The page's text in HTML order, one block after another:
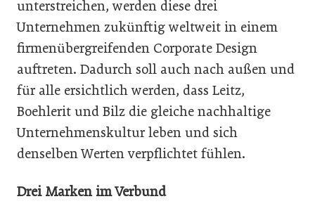
unterstreichen, werden diese drei
Unternehmen zukünftig weltweit in einem
firmenübergreifenden Corporate Design
auftreten. Dadurch soll auch nach außen und
für alle ersichtlich werden, dass Leitz,
Boehlerit und Bilz die gleiche nachhaltige
Unternehmenskultur leben und sich
denselben Werten verpflichtet fühlen.
Drei Marken im Verbund